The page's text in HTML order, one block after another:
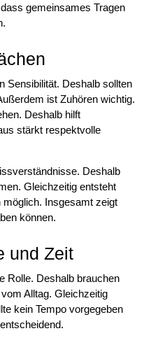
gemeinsames Tragen
Sensibilität. Deshalb sollten
ist Zuhören wichtig.
Deshalb hilft
stärkt respektvolle
Deshalb
Gleichzeitig entsteht
Insgesamt zeigt
können.
und Zeit
Rolle. Deshalb brauchen
Alltag. Gleichzeitig
kein Tempo vorgegeben